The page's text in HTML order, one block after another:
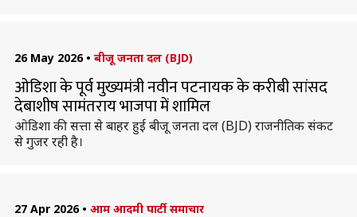
26 May 2026 • बीजू जनता दल (BJD)
ओडिशा के पूर्व मुख्यमंत्री नवीन पटनायक के करीबी सांसद
देबाशीष सामंतराय भाजपा में शामिल
ओडिशा की सत्ता से बाहर हुई बीजू जनता दल (BJD) राजनीतिक संकट
से गुजर रही है।
27 Apr 2026 • आम आदमी पार्टी समाचार